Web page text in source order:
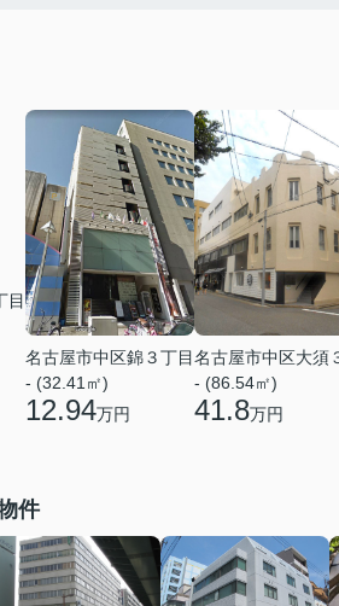
目
名古屋市中区錦３丁目
- (32.41㎡)
12.94万円
名古屋市中区大須
- (86.54㎡)
41.8万円
件